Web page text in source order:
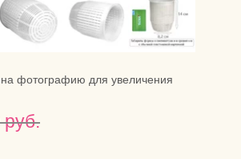
фотографию для увеличения
руб.